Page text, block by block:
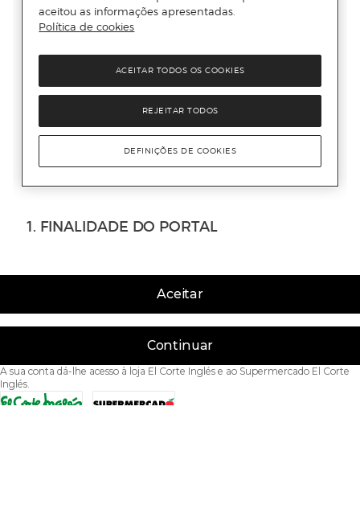
Aceitar
Continuar
A sua conta dá-lhe acesso à loja El Corte Inglés e ao Supermercado El Corte
Inglés.